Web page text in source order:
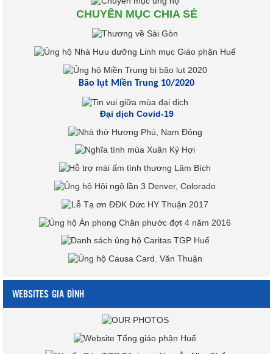
CHUYÊN MỤC CHIA SẺ
Bão lụt Miền Trung 10/2020
Đại dịch Covid-19
WEBSITES GIA ĐÌNH